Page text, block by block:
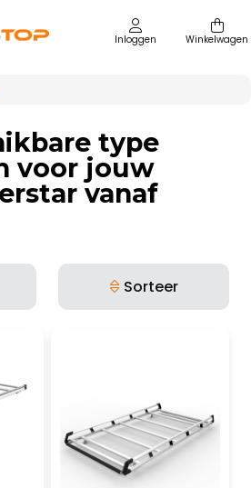
Inloggen Winkelwagen
type
voor jouw
vanaf
Sorteer